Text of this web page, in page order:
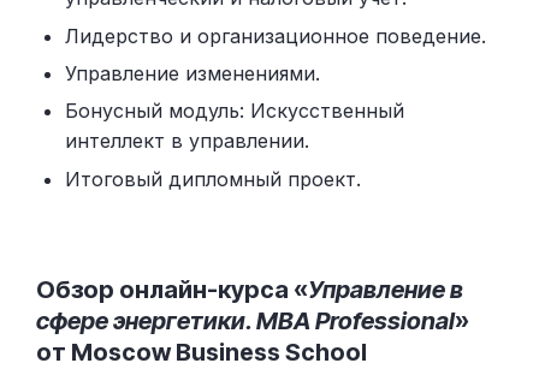
Лидерство и организационное поведение.
Управление изменениями.
Бонусный модуль: Искусственный
интеллект в управлении.
Итоговый дипломный проект.
Обзор онлайн-курса «Управление в
сфере энергетики. MBA Professional»
от Moscow Business School